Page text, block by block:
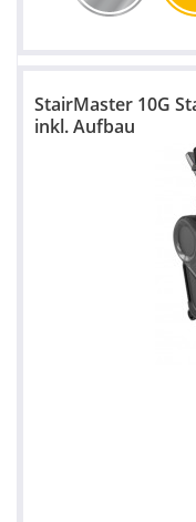
StairMaster 10G
inkl. Aufbau